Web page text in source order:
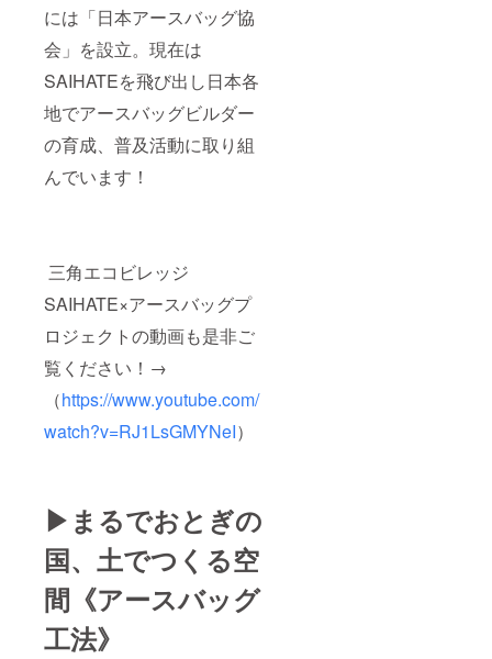
には「日本アースバッグ協
会」を設立。現在は
SAIHATEを飛び出し日本各
地でアースバッグビルダー
の育成、普及活動に取り組
んでいます！
三角エコビレッジ
SAIHATE×アースバッグプ
ロジェクトの動画も是非ご
覧ください！→
（https://www.youtube.com/
watch?v=RJ1LsGMYNeI）
▶︎まるでおとぎの
国、土でつくる空
間《アースバッグ
工法》